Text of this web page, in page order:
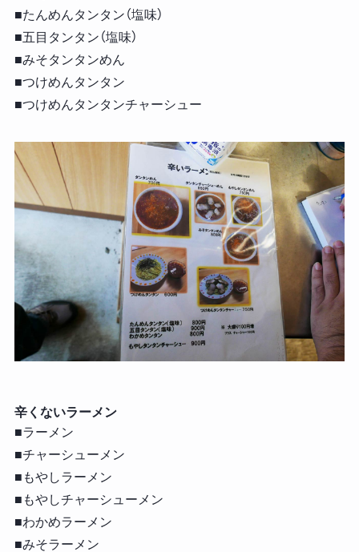
■たんめんタンタン（塩味）
■五目タンタン（塩味）
■みそタンタンめん
■つけめんタンタン
■つけめんタンタンチャーシュー
辛くないラーメン
■ラーメン
■チャーシューメン
■もやしラーメン
■もやしチャーシューメン
■わかめラーメン
■みそラーメン